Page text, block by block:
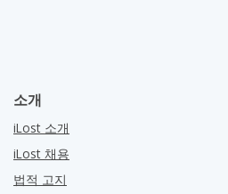
소개
iLost 소개
iLost 채용
법적 고지